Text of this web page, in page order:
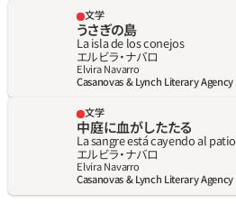
文学
うさぎの島
La isla de los conejos
エルビラ・ナバロ
Elvira Navarro
Casanovas & Lynch Literary Agency
文学
中庭に血がしたたる
La sangre está cayendo al patio
エルビラ・ナバロ
Elvira Navarro
Casanovas & Lynch Literary Agency